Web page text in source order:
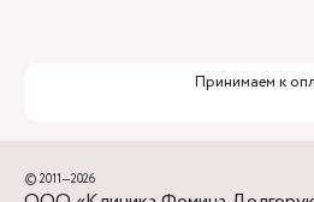
Принимаем к
© 2011—2026